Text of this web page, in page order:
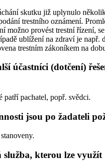
skutku již uplynulo
trestního oznámení.
možno provést trestní řízení,
ublížení na zdraví je např.
trestním zákoníkem na
účastníci (dotčení)
patří pachatel, popř. svědci.
jsou po žadateli
kterou lze využít